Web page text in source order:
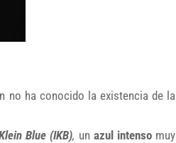
no ha conocido la existencia de la
Blue (IKB), un azul intenso muy